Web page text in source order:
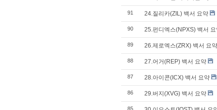
91 24.질리카(ZIL) 백서 요약
90 25.펀디엑스(NPXS) 백서
89 26.제로엑스(ZRX) 백서 요약
88 27.어거(REP) 백서 요약
87 28.아이콘(ICX) 백서 요약
86 29.버지(XVG) 백서 요약
85